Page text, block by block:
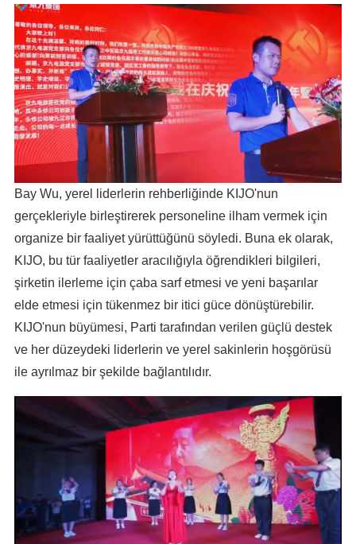
Bay Wu, yerel liderlerin rehberliğinde KIJO'nun
gerçekleriyle birleştirerek personeline ilham vermek için
organize bir faaliyet yürüttüğünü söyledi. Buna ek olarak,
KIJO, bu tür faaliyetler aracılığıyla öğrendikleri bilgileri,
şirketin ilerleme için çaba sarf etmesi ve yeni başarılar
elde etmesi için tükenmez bir itici güce dönüştürebilir.
KIJO'nun büyümesi, Parti tarafından verilen güçlü destek
ve her düzeydeki liderlerin ve yerel sakinlerin hoşgörüsü
ile ayrılmaz bir şekilde bağlantılıdır.